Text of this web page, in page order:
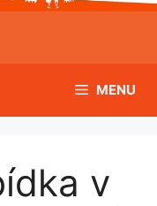
MENU
v